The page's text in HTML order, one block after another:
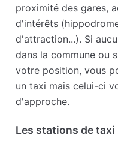
proximité des gares,
d'intérêts
d'attraction...). Si
dans la commune ou
votre position, vous
un taxi mais celui-ci
d'approche.
Les stations de taxi